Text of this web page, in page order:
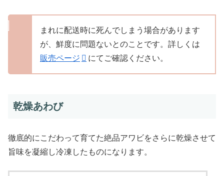
まれに配送時に死んでしまう場合があります
が、鮮度に問題ないとのことです。詳しくは
販売ページ
にてご確認ください。
乾燥あわび
徹底的にこだわって育てた絶品アワビをさらに乾燥させて
旨味を凝縮し冷凍したものになります。